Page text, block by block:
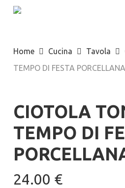
Skip
content
Home Cucina Tavola
TEMPO DI FESTA PORCELLANA
CIOTOLA
TEMPO DI
24.00 €